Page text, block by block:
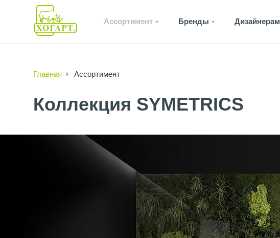
Ассортимент Бренды Дизайнерам
Главная Ассортимент
Коллекция SYMETRICS